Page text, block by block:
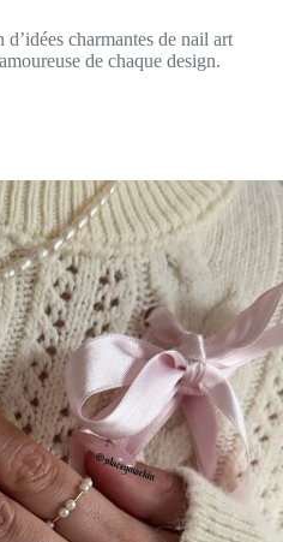
charmantes de nail art
de chaque design.